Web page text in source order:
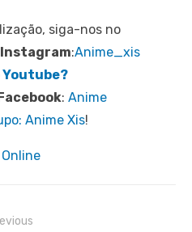
siga-nos no
Instagram:Anime_xis
Youtube?
: Anime
Anime Xis!